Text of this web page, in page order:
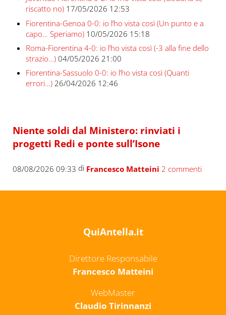
riscatto no) 17/05/2026 12:53
Fiorentina-Genoa 0-0: io l’ho vista così (Un punto e a
capo… Speriamo) 10/05/2026 15:18
Roma-Fiorentina 4-0: io l’ho vista così (-3 alla fine dello
strazio…) 04/05/2026 21:00
Fiorentina-Sassuolo 0-0: io l’ho vista così (Quanti
errori…) 26/04/2026 12:46
Niente soldi dal Ministero: rinviati i
progetti Redi e ponte sull’Isone
08/08/2026 09:33 di Francesco Matteini 2 commenti
QuiAntella.it
Direttore Responsabile
Francesco Matteini
WebMaster
Claudio Tirinnanzi